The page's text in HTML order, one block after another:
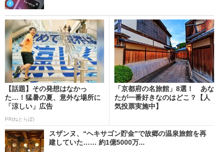
【話題】その発想はなかっ
た…！猛暑の夏、意外な場所に
「涼しい」広告
PR(ねとらぼ)
「京都府の名旅館」8選！ あな
たが一番好きなのはどこ？【人
気投票実施中】
スザンヌ、“ヘキサゴン貯金”で故郷の温泉旅館を再
建していた…… 約1億5000万...